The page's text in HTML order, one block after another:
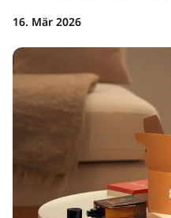
16. Mär 2026